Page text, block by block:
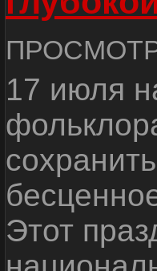
17 июля
Этот